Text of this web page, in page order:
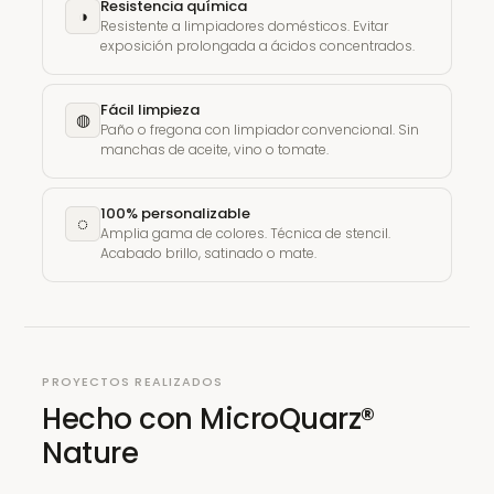
◑ Resistencia química
Resistente a limpiadores domésticos. Evitar
exposición prolongada a ácidos concentrados.
◍ Fácil limpieza
Paño o fregona con limpiador convencional. Sin
manchas de aceite, vino o tomate.
◌ 100% personalizable
Amplia gama de colores. Técnica de stencil.
Acabado brillo, satinado o mate.
PROYECTOS REALIZADOS
Hecho con MicroQuarz®
Nature